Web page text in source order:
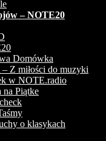
– NOTE20
Domówka
Z miłości do muzyki
w NOTE.radio
na Piątke
o klasykach